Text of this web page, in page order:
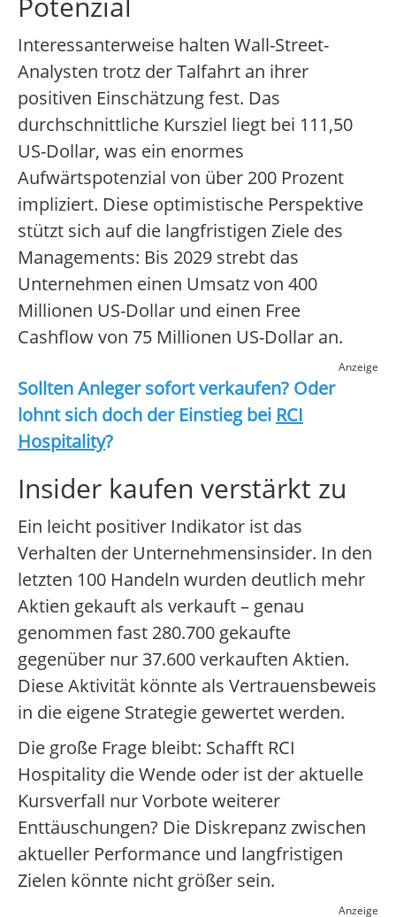
Interessanterweise halten Wall-Street-
Analysten trotz der Talfahrt an ihrer
positiven Einschätzung fest. Das
durchschnittliche Kursziel liegt bei 111,50
US-Dollar, was ein enormes
Aufwärtspotenzial von über 200 Prozent
impliziert. Diese optimistische Perspektive
stützt sich auf die langfristigen Ziele des
Managements: Bis 2029 strebt das
Unternehmen einen Umsatz von 400
Millionen US-Dollar und einen Free
Cashflow von 75 Millionen US-Dollar an.
Anzeige
Sollten Anleger sofort verkaufen? Oder
lohnt sich doch der Einstieg bei RCI
Hospitality?
Insider kaufen verstärkt zu
Ein leicht positiver Indikator ist das
Verhalten der Unternehmensinsider. In den
letzten 100 Handeln wurden deutlich mehr
Aktien gekauft als verkauft – genau
genommen fast 280.700 gekaufte
gegenüber nur 37.600 verkauften Aktien.
Diese Aktivität könnte als Vertrauensbeweis
in die eigene Strategie gewertet werden.
Die große Frage bleibt: Schafft RCI
Hospitality die Wende oder ist der aktuelle
Kursverfall nur Vorbote weiterer
Enttäuschungen? Die Diskrepanz zwischen
aktueller Performance und langfristigen
Zielen könnte nicht größer sein.
Anzeige